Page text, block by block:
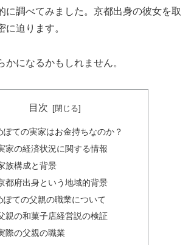
に調べてみました。京都出身の彼女を取
に迫ります。
かになるかもしれません。
目次
ぽての実家はお金持ちなのか？
家の経済状況に関する情報
族構成と背景
都府出身という地域的背景
ぽての父親の職業について
親の和菓子店経営説の検証
際の父親の職業